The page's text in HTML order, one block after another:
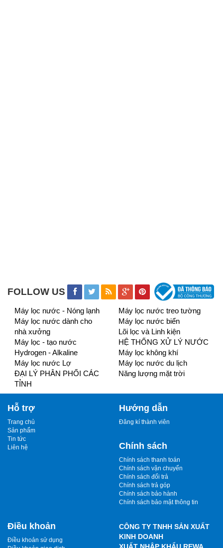
FOLLOW US
Máy lọc nước - Nóng lạnh
Máy lọc nước treo tường
Máy lọc nước dành cho
nhà xưởng
Máy lọc nước biển
Lõi lọc và Linh kiện
Máy lọc - tạo nước
Hydrogen - Alkaline
HỆ THỐNG XỬ LÝ NƯỚC
Máy lọc không khí
Máy lọc nước Lợ
Máy lọc nước du lịch
ĐẠI LÝ PHÂN PHỐI CÁC
TỈNH
Năng lượng mặt trời
Hỗ trợ
Trang chủ
Sản phẩm
Tin tức
Liên hệ
Hướng dẫn
Đăng kí thành viên
Chính sách
Chính sách thanh toán
Chính sách vận chuyển
Chính sách đổi trả
Chính sách trả góp
Chính sách bảo hành
Chính sách bảo mật thông tin
Điều khoản
Điều khoản sử dụng
CÔNG TY TNHH SẢN XUẤT
KINH DOANH